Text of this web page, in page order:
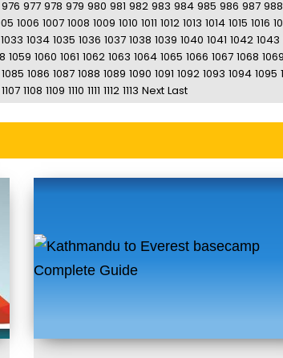
976 977 978 979 980 981 982 983 984 985 986 987 988
1006 1007 1008 1009 1010 1011 1012 1013 1014 1015 1016
1033 1034 1035 1036 1037 1038 1039 1040 1041 1042 1043
1059 1060 1061 1062 1063 1064 1065 1066 1067 1068 1069
1085 1086 1087 1088 1089 1090 1091 1092 1093 1094 1095
1107 1108 1109 1110 1111 1112 1113 Next Last